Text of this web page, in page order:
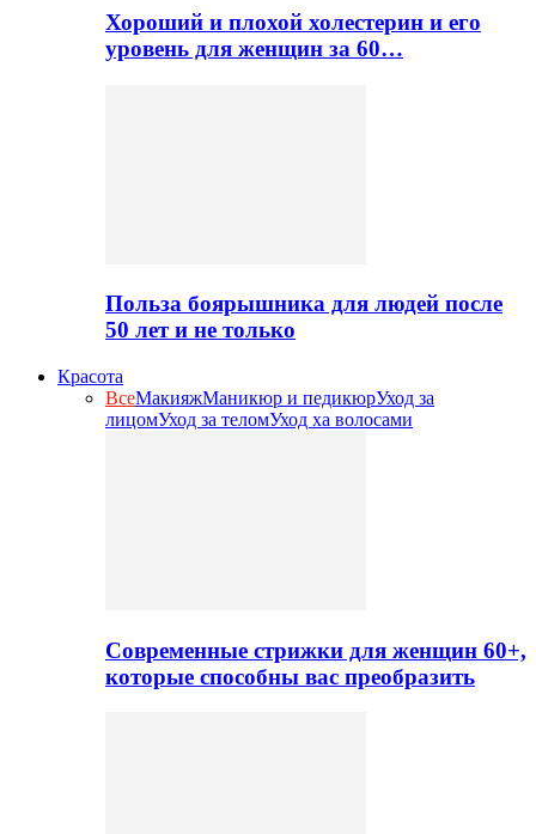
Хороший и плохой холестерин и его
уровень для женщин за 60…
Польза боярышника для людей после
50 лет и не только
Красота
ВсеМакияжМаникюр и педикюрУход за
лицомУход за теломУход ха волосами
Современные стрижки для женщин 60+,
которые способны вас преобразить